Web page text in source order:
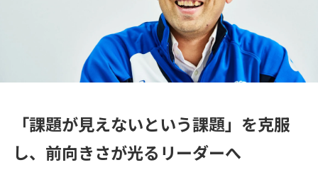
お知らせ
News
「課題が見えないという課題」を克服
し、前向きさが光るリーダーへ